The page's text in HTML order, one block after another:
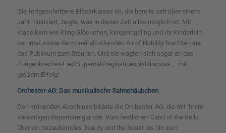
Die fortgeschrittene Bläserklasse 6b, die bereits seit über einem
Jahr musiziert, zeigte, was in dieser Zeit alles möglich ist. Mit
Klassikern wie Kling Glöckchen, klingelingeling und Ihr Kinderlein
kommetsowie dem beeindruckenden Air of Nobilitybrachten sie
das Publikum zum Staunen. Und sie wagten sich sogar an das
Zungenbrecher-Lied Supercalifragilisticexpialidocious – mit
großem Erfolg!
Orchester-AG: Das musikalische Sahnehäubchen
Den krönenden Abschluss bildete die Orchester-AG, die mit ihrem
vielseitigen Repertoire glänzte. Vom festlichen Carol of the Bells
über ein bezauberndes Beauty and the Beastbis hin zum